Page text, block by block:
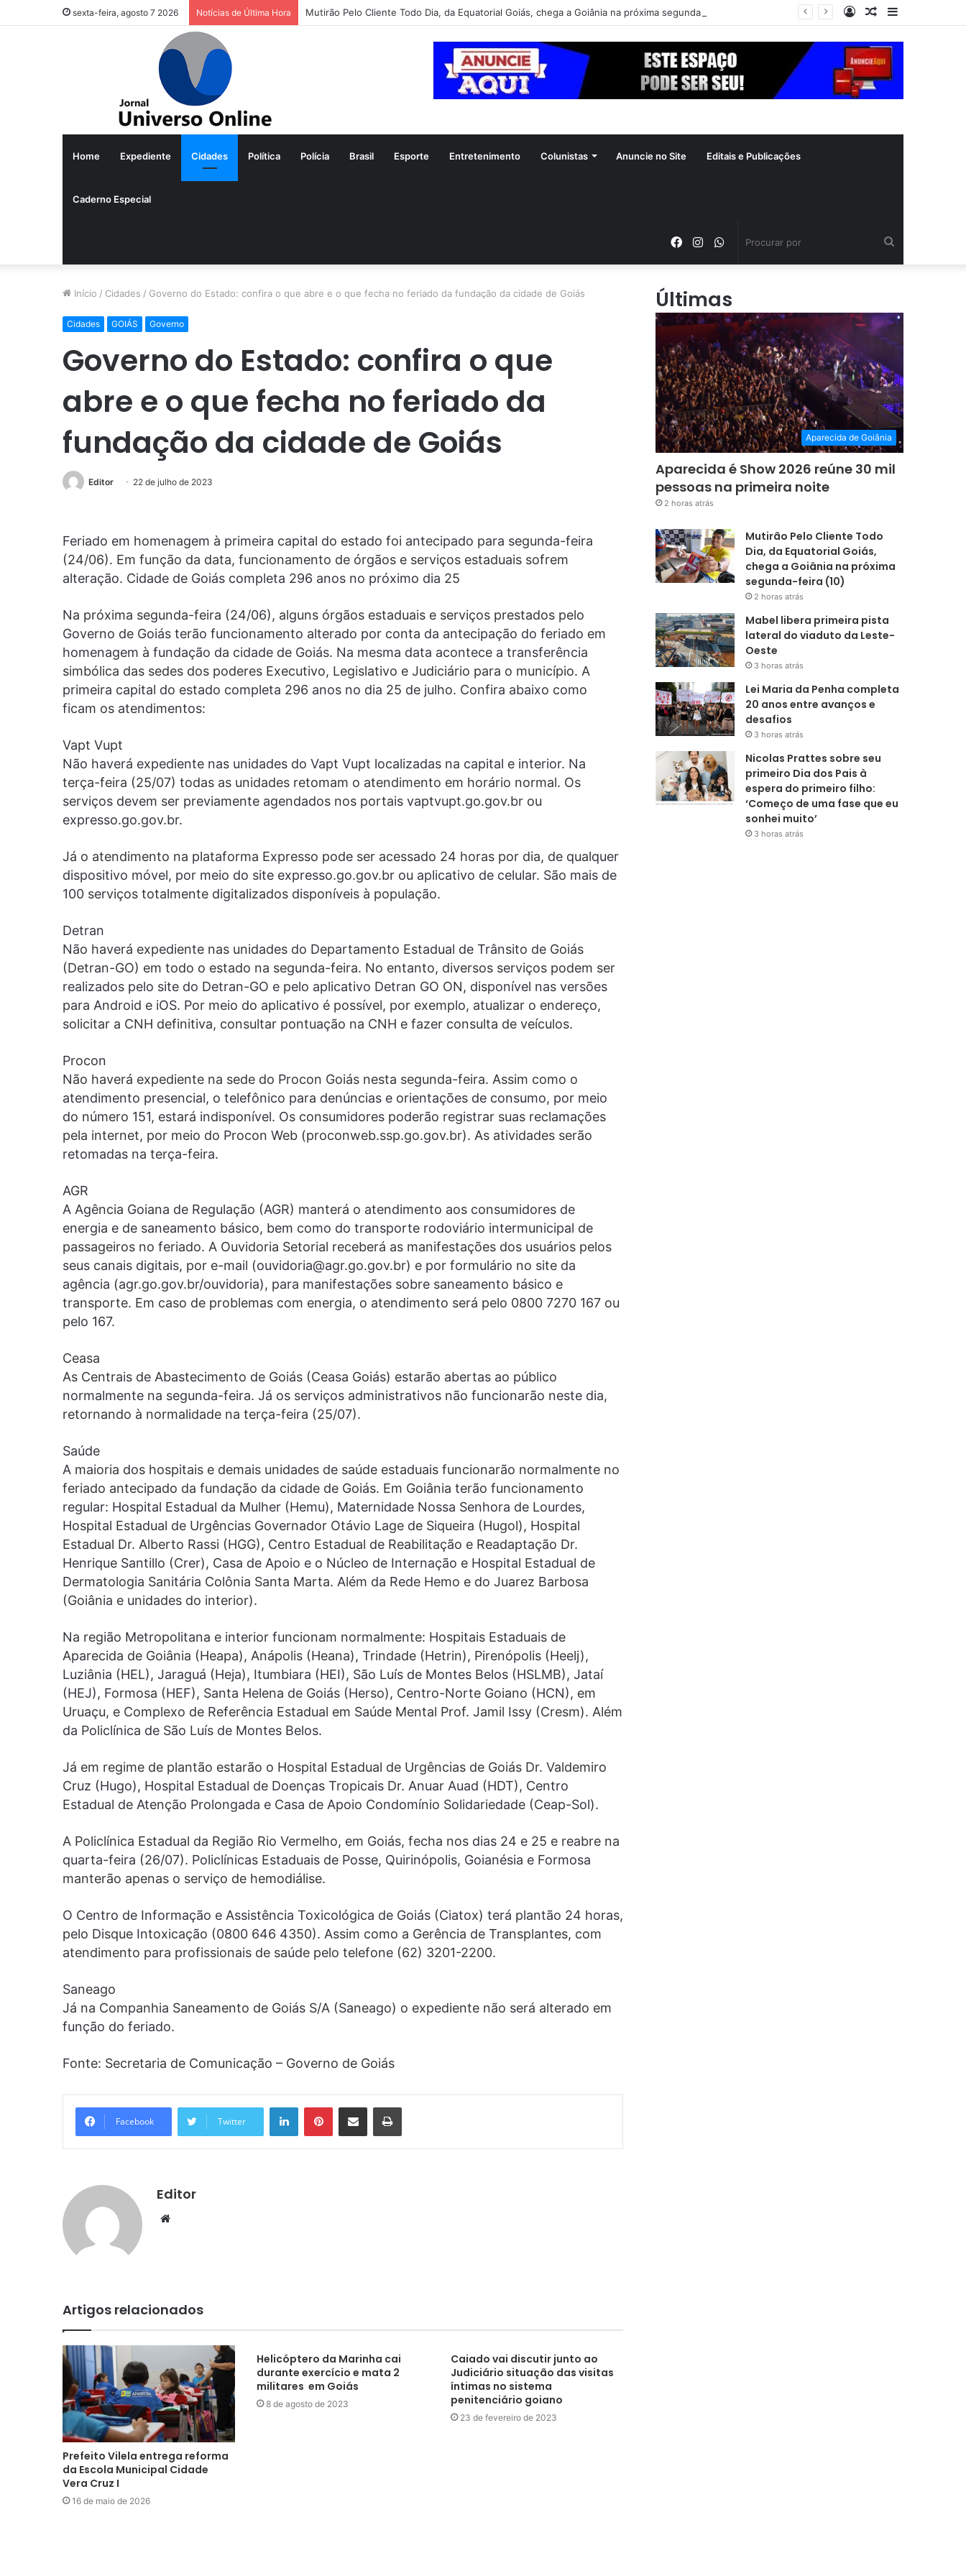
sexta-feira, agosto 7 2026 Notícias de Última Hora Mutirão Pelo Cliente Todo Dia, da Equatorial Goiás, chega a Goiânia na próxima segunda-feira (10)
Barra
Artigo
Entrar
Home Expediente Cidades Política Polícia Brasil Esporte Entretenimento Colunistas Anuncie no Site Editais e Publicações
Caderno Especial
WhatsApp
Instagram
Facebook
Início / Cidades / Governo do Estado: confira o que abre e o que fecha no feriado da fundação da cidade de Goiás
Cidades GOIÁS Governo
Governo do Estado: confira o que
abre e o que fecha no feriado da
fundação da cidade de Goiás
Editor 22 de julho de 2023
Feriado em homenagem à primeira capital do estado foi antecipado para segunda-feira
(24/06). Em função da data, funcionamento de órgãos e serviços estaduais sofrem
alteração. Cidade de Goiás completa 296 anos no próximo dia 25
Na próxima segunda-feira (24/06), alguns órgãos estaduais e serviços prestados pelo
Governo de Goiás terão funcionamento alterado por conta da antecipação do feriado em
homenagem à fundação da cidade de Goiás. Na mesma data acontece a transferência
simbólica das sedes dos poderes Executivo, Legislativo e Judiciário para o município. A
primeira capital do estado completa 296 anos no dia 25 de julho. Confira abaixo como
ficam os atendimentos:
Vapt Vupt
Não haverá expediente nas unidades do Vapt Vupt localizadas na capital e interior. Na
terça-feira (25/07) todas as unidades retomam o atendimento em horário normal. Os
serviços devem ser previamente agendados nos portais vaptvupt.go.gov.br ou
expresso.go.gov.br.
Já o atendimento na plataforma Expresso pode ser acessado 24 horas por dia, de qualquer
dispositivo móvel, por meio do site expresso.go.gov.br ou aplicativo de celular. São mais de
100 serviços totalmente digitalizados disponíveis à população.
Detran
Não haverá expediente nas unidades do Departamento Estadual de Trânsito de Goiás
(Detran-GO) em todo o estado na segunda-feira. No entanto, diversos serviços podem ser
realizados pelo site do Detran-GO e pelo aplicativo Detran GO ON, disponível nas versões
para Android e iOS. Por meio do aplicativo é possível, por exemplo, atualizar o endereço,
solicitar a CNH definitiva, consultar pontuação na CNH e fazer consulta de veículos.
Procon
Não haverá expediente na sede do Procon Goiás nesta segunda-feira. Assim como o
atendimento presencial, o telefônico para denúncias e orientações de consumo, por meio
do número 151, estará indisponível. Os consumidores poderão registrar suas reclamações
pela internet, por meio do Procon Web (proconweb.ssp.go.gov.br). As atividades serão
retomadas na terça-feira.
AGR
A Agência Goiana de Regulação (AGR) manterá o atendimento aos consumidores de
energia e de saneamento básico, bem como do transporte rodoviário intermunicipal de
passageiros no feriado. A Ouvidoria Setorial receberá as manifestações dos usuários pelos
seus canais digitais, por e-mail (ouvidoria@agr.go.gov.br) e por formulário no site da
agência (agr.go.gov.br/ouvidoria), para manifestações sobre saneamento básico e
transporte. Em caso de problemas com energia, o atendimento será pelo 0800 7270 167 ou
pelo 167.
Ceasa
As Centrais de Abastecimento de Goiás (Ceasa Goiás) estarão abertas ao público
normalmente na segunda-feira. Já os serviços administrativos não funcionarão neste dia,
retornando à normalidade na terça-feira (25/07).
Saúde
A maioria dos hospitais e demais unidades de saúde estaduais funcionarão normalmente no
feriado antecipado da fundação da cidade de Goiás. Em Goiânia terão funcionamento
regular: Hospital Estadual da Mulher (Hemu), Maternidade Nossa Senhora de Lourdes,
Hospital Estadual de Urgências Governador Otávio Lage de Siqueira (Hugol), Hospital
Estadual Dr. Alberto Rassi (HGG), Centro Estadual de Reabilitação e Readaptação Dr.
Henrique Santillo (Crer), Casa de Apoio e o Núcleo de Internação e Hospital Estadual de
Dermatologia Sanitária Colônia Santa Marta. Além da Rede Hemo e do Juarez Barbosa
(Goiânia e unidades do interior).
Na região Metropolitana e interior funcionam normalmente: Hospitais Estaduais de
Aparecida de Goiânia (Heapa), Anápolis (Heana), Trindade (Hetrin), Pirenópolis (Heelj),
Luziânia (HEL), Jaraguá (Heja), Itumbiara (HEI), São Luís de Montes Belos (HSLMB), Jataí
(HEJ), Formosa (HEF), Santa Helena de Goiás (Herso), Centro-Norte Goiano (HCN), em
Uruaçu, e Complexo de Referência Estadual em Saúde Mental Prof. Jamil Issy (Cresm). Além
da Policlínica de São Luís de Montes Belos.
Já em regime de plantão estarão o Hospital Estadual de Urgências de Goiás Dr. Valdemiro
Cruz (Hugo), Hospital Estadual de Doenças Tropicais Dr. Anuar Auad (HDT), Centro
Estadual de Atenção Prolongada e Casa de Apoio Condomínio Solidariedade (Ceap-Sol).
A Policlínica Estadual da Região Rio Vermelho, em Goiás, fecha nos dias 24 e 25 e reabre na
quarta-feira (26/07). Policlínicas Estaduais de Posse, Quirinópolis, Goianésia e Formosa
manterão apenas o serviço de hemodiálise.
O Centro de Informação e Assistência Toxicológica de Goiás (Ciatox) terá plantão 24 horas,
pelo Disque Intoxicação (0800 646 4350). Assim como a Gerência de Transplantes, com
atendimento para profissionais de saúde pelo telefone (62) 3201-2200.
Saneago
Já na Companhia Saneamento de Goiás S/A (Saneago) o expediente não será alterado em
função do feriado.
Fonte: Secretaria de Comunicação – Governo de Goiás
Facebook Twitter
LinkedinPinterestCompartilhar via e-mail Imprimir
Editor
Website
Artigos relacionados
Prefeito Vilela entrega reforma
da Escola Municipal Cidade
Vera Cruz I
16 de maio de 2026
Helicóptero da Marinha cai
durante exercício e mata 2
militares em Goiás
8 de agosto de 2023
Caiado vai discutir junto ao
Judiciário situação das visitas
íntimas no sistema
penitenciário goiano
23 de fevereiro de 2023
Últimas
Aparecida de Goiânia
Aparecida é Show 2026 reúne 30 mil
pessoas na primeira noite
2 horas atrás
Mutirão Pelo Cliente Todo
Dia, da Equatorial Goiás,
chega a Goiânia na próxima
segunda-feira (10)
2 horas atrás
Mabel libera primeira pista
lateral do viaduto da Leste-
Oeste
3 horas atrás
Lei Maria da Penha completa
20 anos entre avanços e
desafios
3 horas atrás
Nicolas Prattes sobre seu
primeiro Dia dos Pais à
espera do primeiro filho:
‘Começo de uma fase que eu
sonhei muito’
3 horas atrás